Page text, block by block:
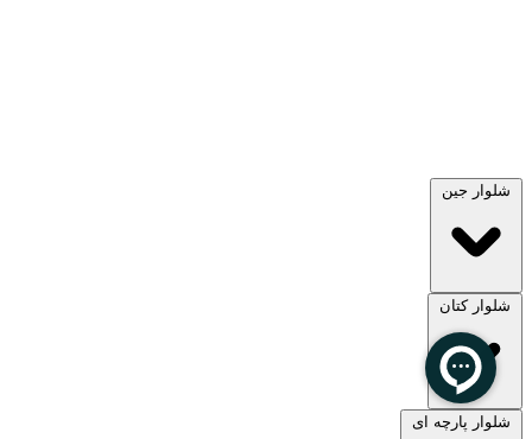
شلوار جین
مشاهده همه
شلوار کتان
شلوار پارچه ای